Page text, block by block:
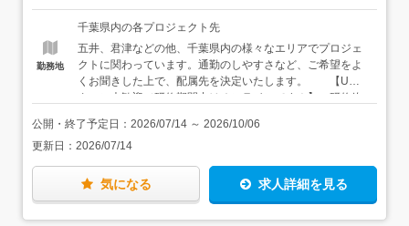
の勤務経験がない方は、挨拶や敬語の使い方等、ビジネス
マナーから習得することができますし、メモの取り方や
TODOリストの作成方法等、仕事を円滑に進めるための基
本だってイチから学ぶことができます。パソコンの使い方
も入社後にじっくり覚えていきましょう。メールや報告書
作成の手順も、この研修プログラムに含まれているので、
何の心配もなく仕事を始めることができます。
の仲間たちが、経験・知識ゼロから立派な管理者・技術者
トで、あなたのキャリアを全力で応援します！
ます。【年収例】年収450万円：22歳／未経験入社1年目
（賞与・残業代含む）年収500万円：29歳／未経験入社6年
目（賞与・残業代・各種手当含む）年収600万円：35歳／
未経験入社11年目（賞与・残業代・各種手当含む）
勤務地
千葉県内の各プロジェクト先
五井、君津などの他、千葉県内の様々なエリアでプロジェ
クトに関わっています。通勤のしやすさなど、ご希望をよ
くお聞きした上で、配属先を決定いたします。 【U・I
ターン大歓迎／研修期間中はオンラインです！】 研修終
す。 【家具家電付きの単身用社宅有】 お住まいから
通勤が難しい方は、家具・家電付きの単身用社宅を利用す
うえ、家賃半額補助（地域別に上限あり）もあるので、最
小限の出費に抑えて、新しい仕事・新しい生活を始められ
公開・終了予定日： 2026/07/14 ～ 2026/10/06
更新日： 2026/07/14
気になる 求人詳細を見る